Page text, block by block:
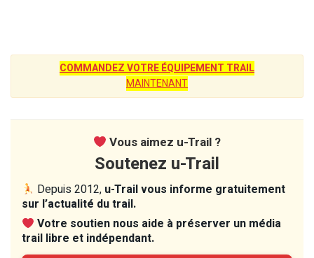
COMMANDEZ VOTRE ÉQUIPEMENT TRAIL
MAINTENANT
Vous aimez u-Trail ?
Soutenez u-Trail
Depuis 2012, u-Trail vous informe gratuitement
sur l’actualité du trail.
Votre soutien nous aide à préserver un média
trail libre et indépendant.